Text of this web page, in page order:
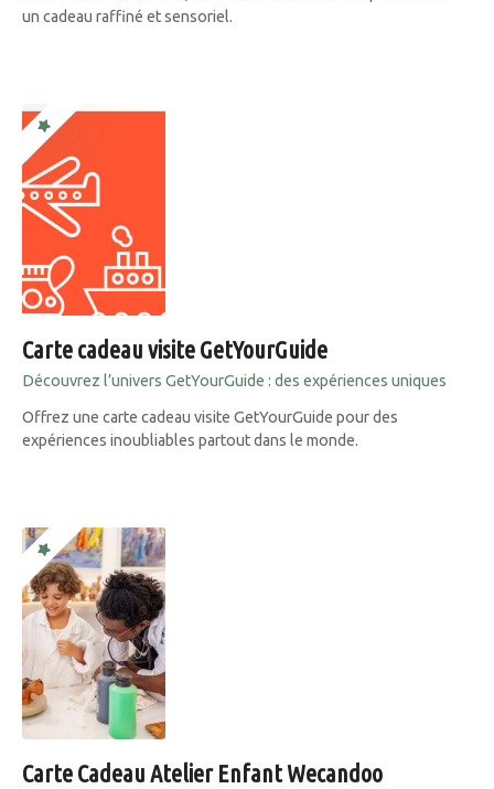
un cadeau raffiné et sensoriel.
Carte cadeau visite GetYourGuide
Découvrez l’univers GetYourGuide : des expériences uniques
Offrez une carte cadeau visite GetYourGuide pour des
expériences inoubliables partout dans le monde.
Carte Cadeau Atelier Enfant Wecandoo